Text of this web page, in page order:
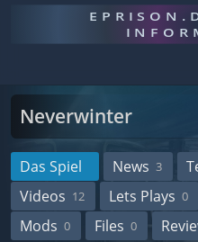
Neverwinter
Das Spiel News 3
Videos 12 Lets Plays 0
Mods 0 Files 0